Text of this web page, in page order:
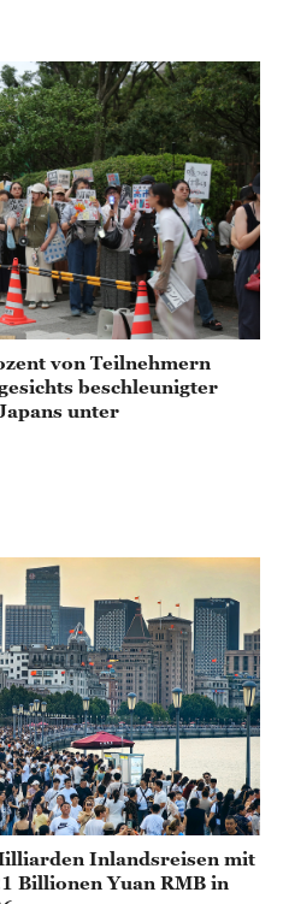
von Teilnehmern
beschleunigter
unter
Inlandsreisen mit
Billionen Yuan RMB in